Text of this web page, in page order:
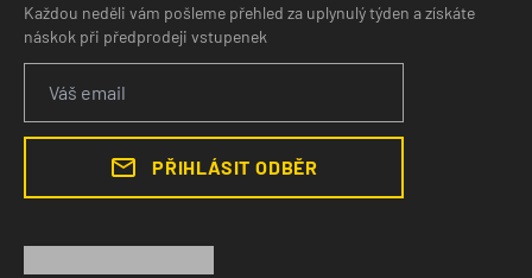
Každou neděli vám pošleme přehled za uplynulý týden a získáte
náskok při předprodeji vstupenek
PŘIHLÁSIT ODBĚR